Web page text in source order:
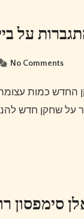
על
No Comments
סימפסון